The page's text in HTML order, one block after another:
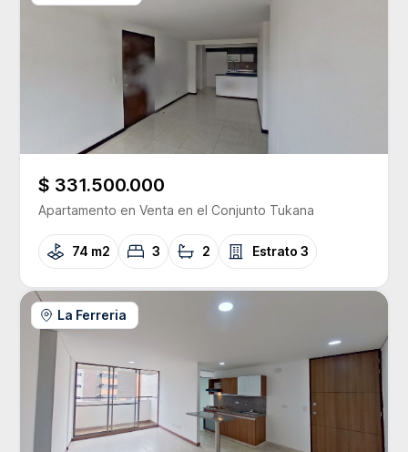
$ 331.500.000
Apartamento en Venta en el Conjunto Tukana
74 m2 3 2 Estrato 3
La Ferreria